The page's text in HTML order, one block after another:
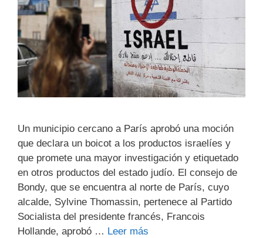
Un municipio cercano a París aprobó una moción
que declara un boicot a los productos israelíes y
que promete una mayor investigación y etiquetado
en otros productos del estado judío. El consejo de
Bondy, que se encuentra al norte de París, cuyo
alcalde, Sylvine Thomassin, pertenece al Partido
Socialista del presidente francés, Francois
Hollande, aprobó … Leer más